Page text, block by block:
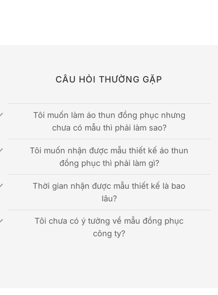
CÂU HỎI THƯỜNG GẶP
Tôi muốn làm áo thun đồng phục nhưng
chưa có mẫu thì phải làm sao?
Tôi muốn nhận được mẫu thiết kế áo thun
đồng phục thì phải làm gì?
Thời gian nhận được mẫu thiết kế là bao
lâu?
Tôi chưa có ý tưởng về mẫu đồng phục
công ty?